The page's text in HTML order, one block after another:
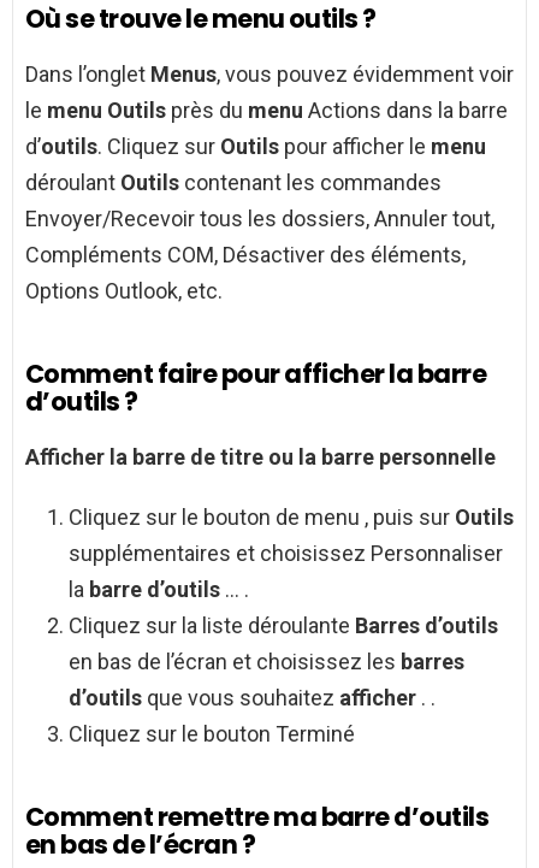
Où se trouve le menu outils ?
Dans l’onglet Menus, vous pouvez évidemment voir
le menu Outils près du menu Actions dans la barre
d’outils. Cliquez sur Outils pour afficher le menu
déroulant Outils contenant les commandes
Envoyer/Recevoir tous les dossiers, Annuler tout,
Compléments COM, Désactiver des éléments,
Options Outlook, etc.
Comment faire pour afficher la barre
d’outils ?
Afficher la barre de titre ou la barre personnelle
Cliquez sur le bouton de menu , puis sur Outils
supplémentaires et choisissez Personnaliser
la barre d’outils … .
Cliquez sur la liste déroulante Barres d’outils
en bas de l’écran et choisissez les barres
d’outils que vous souhaitez afficher . .
Cliquez sur le bouton Terminé
Comment remettre ma barre d’outils
en bas de l’écran ?